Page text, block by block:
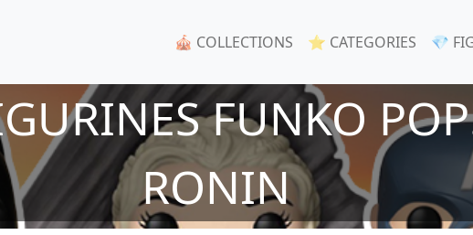
🎪 COLLECTIONS ⭐ CATEGORIES 💎
FUNKO
RONIN